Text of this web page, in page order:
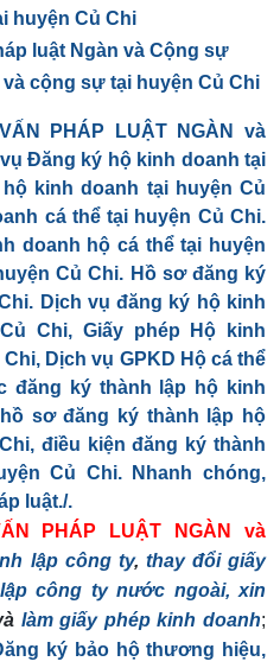
huyện Củ Chi
luật Ngàn và Cộng sự
cộng sự tại huyện Củ Chi
PHÁP LUẬT NGÀN và
lập công ty, thay đổi giấy
công ty nước ngoài, xin
làm giấy phép kinh doanh;
ký bảo hộ thương hiệu,